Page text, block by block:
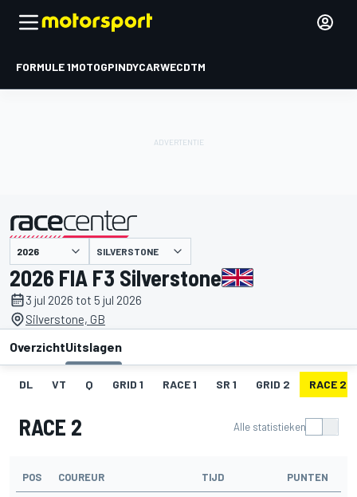
FORMULE 1MOTOGPINDYCARWECDTM
gepresenteerd door SILVERSTONE
2026 FIA F3 Silverstone
3 jul 2026 tot 5 jul 2026
Silverstone, GB
OverzichtUitslagen
DL VT Q GRID 1 RACE 1 SR 1 GRID 2 RACE 2
RACE 2 Alle statistieken
POS COUREUR TIJD PUNTEN